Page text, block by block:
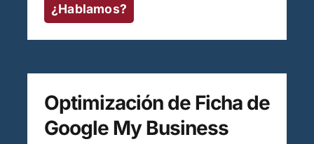
¿Hablamos?
Optimización de Ficha de
Google My Business